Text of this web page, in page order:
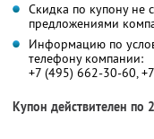
Скидка по купону не
предложениями
Информацию по
телефону компании:
+7 (495) 662-30-60,
Купон действителен по